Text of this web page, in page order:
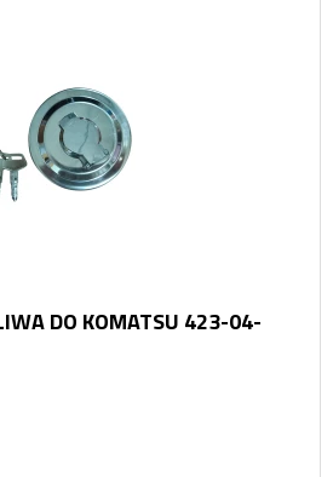
KOMATSU 423-04-